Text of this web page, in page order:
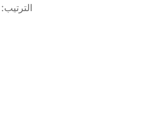
الترتيب: 300 مجموعات)